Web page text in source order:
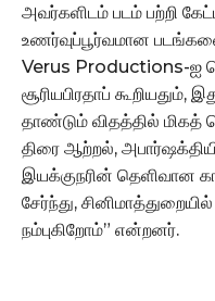
அவர்களிடம் படம் பற்றி
உணர்வுப்பூர்வமான
Verus Productions-ஐ
சூரியபிரதாப்
தாண்டும் விதத்தில்
திரை ஆற்றல்,
இயக்குநரின் தெளிவான
சேர்ந்து,
நம்புகிறோம்” என்றனர்.